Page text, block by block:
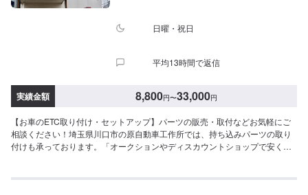
日曜・祝日
平均13時間で返信
実績金額 8,800円〜33,000円
【お車のETC取り付け・セットアップ】パーツの販売・取付などお気軽にご
相談ください！埼玉県川口市の原自動車工作所では、持ち込みパーツの取り
付けも承っております。「オークションやディスカウントショップで安く手
ーツ持ち込み可能】持ち込みパーツの対応もいたします。※パーツの不備など